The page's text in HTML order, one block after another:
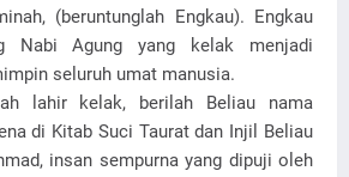
(beruntunglah Engkau). Engkau
Nabi Agung yang kelak menjadi
seluruh umat manusia.
lahir kelak, berilah Beliau nama
di Kitab Suci Taurat dan Injil Beliau
insan sempurna yang dipuji oleh